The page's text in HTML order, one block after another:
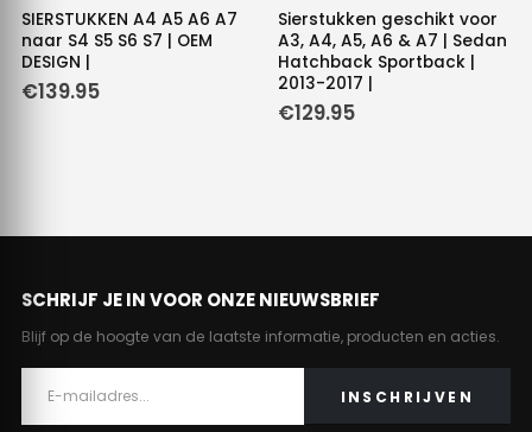
SIERSTUKKEN A4 A5 A6 A7
naar S4 S5 S6 S7 | OEM
DESIGN |
€139.95
Sierstukken geschikt voor
A3, A4, A5, A6 & A7 | Sedan
Hatchback Sportback |
2013-2017 |
€129.95
SCHRIJF JE IN VOOR ONZE NIEUWSBRIEF
Blijf op de hoogte van de laatste informatie, producten en acties.